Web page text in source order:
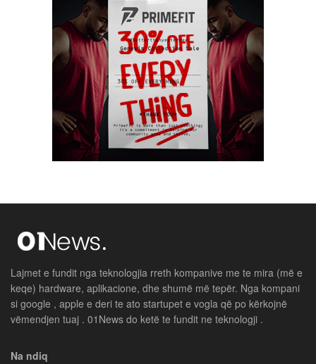
Lajmet e fundit nga teknologjia rreth kompanive me te mira (më e
keqe) hardware, aplikacione, dhe shumë më tepër. Nga kompani
si google , apple e deri te ato startupet e vogla që po kërkojnë
vëmendjen tuaj . 01News do ketë te fundit ne teknologji .
Na ndiq